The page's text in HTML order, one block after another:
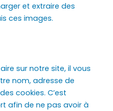
et extraire des
ces images.
sur notre site, il vous
nom, adresse de
cookies. C’est
afin de ne pas avoir à